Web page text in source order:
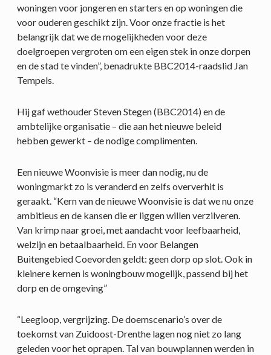
woningen voor jongeren en starters en op woningen die
voor ouderen geschikt zijn. Voor onze fractie is het
belangrijk dat we de mogelijkheden voor deze
doelgroepen vergroten om een eigen stek in onze dorpen
en de stad te vinden”, benadrukte BBC2014-raadslid Jan
Tempels.
Hij gaf wethouder Steven Stegen (BBC2014) en de
ambtelijke organisatie – die aan het nieuwe beleid
hebben gewerkt – de nodige complimenten.
Een nieuwe Woonvisie is meer dan nodig, nu de
woningmarkt zo is veranderd en zelfs oververhit is
geraakt. “Kern van de nieuwe Woonvisie is dat we nu onze
ambitieus en de kansen die er liggen willen verzilveren.
Van krimp naar groei, met aandacht voor leefbaarheid,
welzijn en betaalbaarheid. En voor Belangen
Buitengebied Coevorden geldt: geen dorp op slot. Ook in
kleinere kernen is woningbouw mogelijk, passend bij het
dorp en de omgeving”
“Leegloop, vergrijzing. De doemscenario’s over de
toekomst van Zuidoost-Drenthe lagen nog niet zo lang
geleden voor het oprapen. Tal van bouwplannen werden in